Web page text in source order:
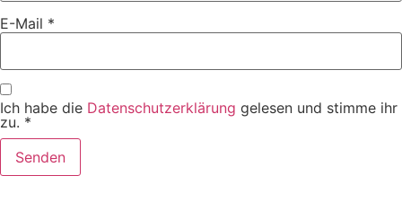
E-Mail *
Ich habe die Datenschutzerklärung gelesen und stimme ihr
zu. *